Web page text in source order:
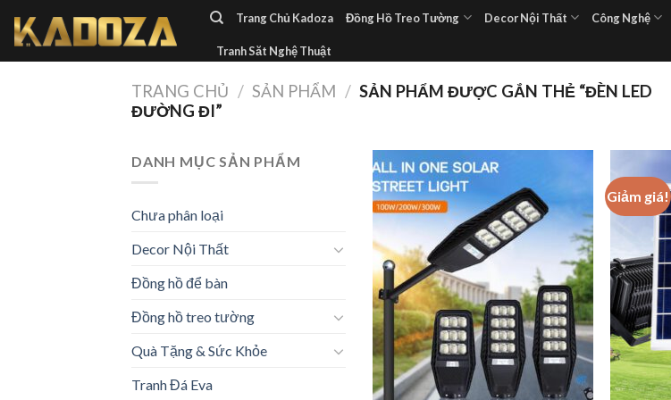
Trang Chủ Kadoza Đồng Hồ Treo Tường Decor Nội Thất Công Nghệ
Tranh Săt Nghệ Thuật
TRANG CHỦ / SẢN PHẨM / SẢN PHẨM ĐƯỢC GẮN THẺ “ĐÈN LED
ĐƯỜNG ĐI”
DANH MỤC SẢN PHẨM
Chưa phân loại
Decor Nội Thất
Đồng hồ để bàn
Đồng hồ treo tường
Quà Tặng & Sức Khỏe
Tranh Đá Eva
Add to
wishlist
Giảm giá!